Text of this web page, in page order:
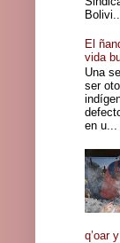
Bolivi...
El
vida
Una
ser
en u...
q’oar